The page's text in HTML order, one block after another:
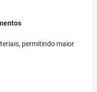
permitindo maior